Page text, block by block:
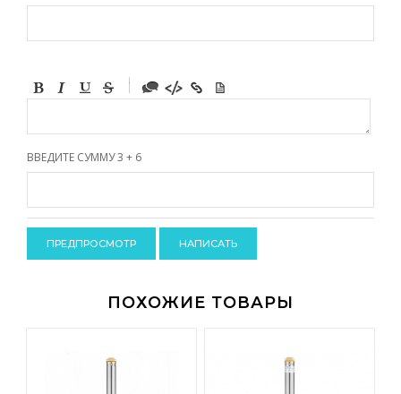
-
-
-
-
-
-
ВВЕДИТЕ СУММУ 3 + 6
ПОХОЖИЕ ТОВАРЫ